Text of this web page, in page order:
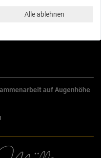
auf Augenhöhe
Alle ablehnen